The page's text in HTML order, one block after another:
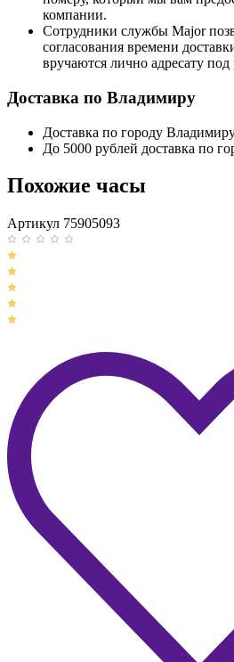
компании.
Сотрудники службы Major
согласования времени
вручаются лично адресату под
Доставка по Владимиру
Доставка по городу
До 5000 рублей доставка по
Похожие часы
Артикул 75905093